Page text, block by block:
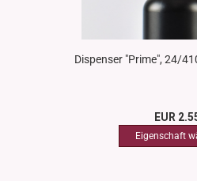
Dispenser "Prime", 24/
EUR